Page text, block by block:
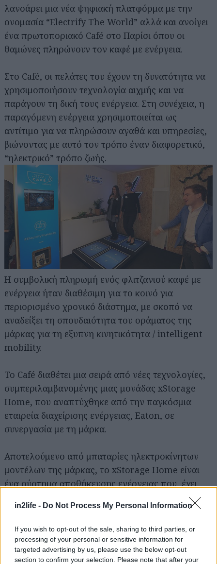
in2life - Do Not Process My Personal Information
If you wish to opt-out of the sale, sharing to third parties, or
processing of your personal or sensitive information for
targeted advertising by us, please use the below opt-out
section to confirm your selection. Please note that after your
λανσάρει μια νέα ψηφιακή πλατφόρμα με την
ονομασία “Electrify The World” αλλά και ανοίγει
ένα πρωτοποριακό Café στο Παρίσι όπου οι
θαμώνες πληρώνουν τον καφέ με ενέργεια.
Στο Café, οι πελάτες του έχουν τη δυνατότητα να
χρησιμοποιήσουν τεχνολογία αιχμής και να
παράγουν τη δική τους ενέργεια. Στη συνέχεια, η
παραγόμενη ενέργεια χρησιμοποιείται ως
αντίτιμο για να πληρώσουν αγαθά και υπηρεσίες,
βιώνοντας με αυτό τον τρόπο έναν διαφορετικό,
“ηλεκτρικό” τρόπο ζωής.
Η συμβολική πληρωμή ενός φλιτζανιού καφέ με
ενέργεια ήταν διαθέσιμη για το κοινό για
περιορισμένο χρονικό διάστημα, με σκοπό να
αναδείξει τη σπουδαιότητα του οράματος της
μάρκας για τη εξυπνη κινητικότητα / intelligent
mobility.
Το Café διαθέτει μια σειρά από νέες τεχνολογίες,
συμπεριλαμβανομένης μιας μονάδας xStorage
Home, που αναπτύχθηκε από την παγκόσμια
εταιρeία διαχείρισης ενέργειας, Eaton, σε
συνεργασία με τη μάρκα.
Αποτελούμενο από μπαταρίες ηλεκτροκίνητων
μοντέλων της μάρκας, το xStorage Home είναι
ένα σύστημα αποθήκευσης ενέργειας που έχει
μεγαλύτερο έλεγχο για το πώς και πότε
χρησιμοποιούν την ενέργεια στα σπίτια τους.
Το σύστημα έρχεται τώρα σε έξι διαφορετικές
Αναζήτηση